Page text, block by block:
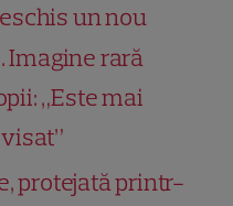
un nou
Imagine rară
„Este mai
protejată printr-